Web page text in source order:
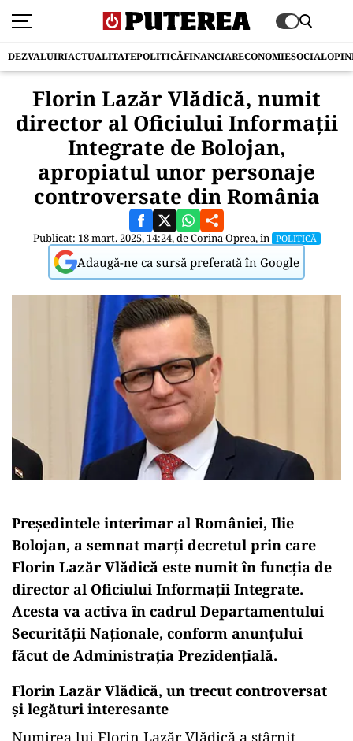
DEZVALUIRIACTUALITATEPOLITICĂFINANCIARECONOMIESOCIAL
Florin Lazăr Vlădică, numit
director al Oficiului Informații
Integrate de Bolojan,
apropiatul unor personaje
controversate din România
Publicat: 18 mart. 2025, 14:24, deCorina Oprea, în POLITICĂ
Adaugă-ne ca sursă preferată în Google
Președintele interimar al României, Ilie
Bolojan, a semnat marți decretul prin care
Florin Lazăr Vlădică este numit în funcția de
director al Oficiului Informații Integrate.
Acesta va activa în cadrul Departamentului
Securității Naționale, conform anunțului
făcut de Administrația Prezidențială.
Florin Lazăr Vlădică, un trecut controversat
și legături interesante
Numirea lui Florin Lazăr Vlădică a stârnit